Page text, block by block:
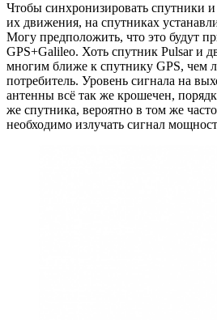
Чтобы синхронизировать спутники
их движения, на спутниках
Могу предположить, что это будут
GPS+Galileo. Хоть спутник Pulsar и
многим ближе к спутнику GPS, чем
потребитель. Уровень сигнала на
антенны всё так же крошечен,
же спутника, вероятно в том же
необходимо излучать сигнал